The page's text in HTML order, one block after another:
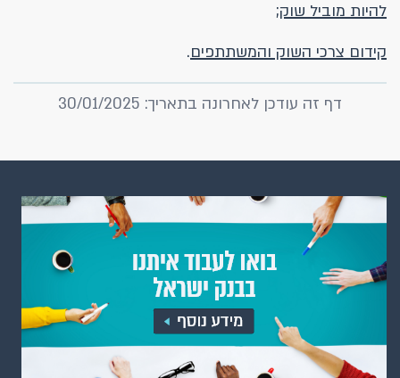
להיות מוביל שוק;
קידום צרכי השוק והמשתתפים.
דף זה עודכן לאחרונה בתאריך: 30/01/2025